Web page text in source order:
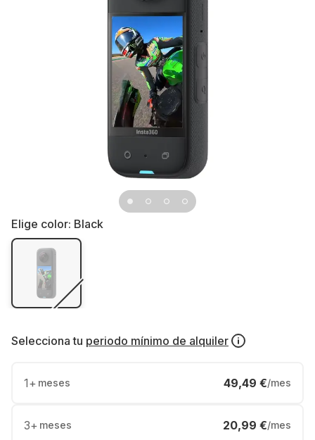
Elige color: Black
Selecciona tu periodo mínimo de alquiler
1+ meses 49,49 €/mes
3+ meses 20,99 €/mes